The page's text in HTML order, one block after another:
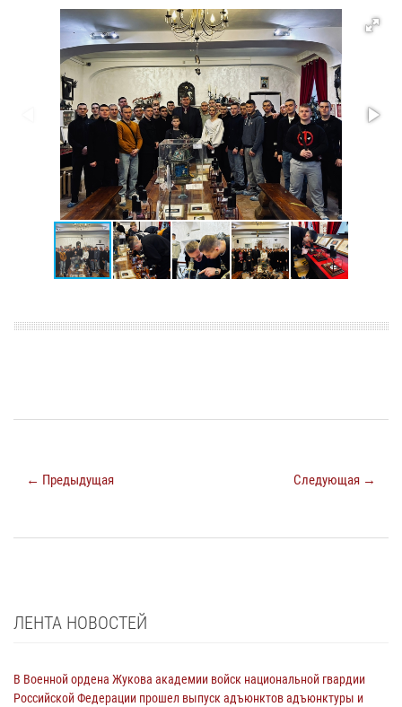
← Предыдущая Следующая →
ЛЕНТА НОВОСТЕЙ
В Военной ордена Жукова академии войск национальной гвардии
Российской Федерации прошел выпуск адъюнктов адъюнктуры и